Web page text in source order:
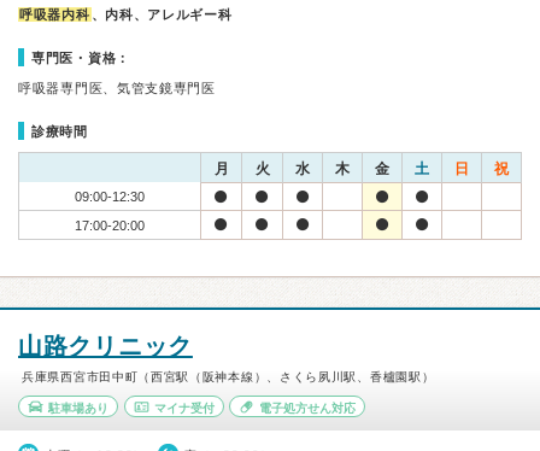
呼吸器内科 、内科、アレルギー科
専門医・資格：
呼吸器専門医、気管支鏡専門医
診療時間
月 火 水 木 金 土 日 祝
09:00-12:30
17:00-20:00
山路クリニック
兵庫県西宮市田中町（西宮駅（阪神本線）、さくら夙川駅、香櫨園駅）
駐車場あり マイナ受付 電子処方せん対応